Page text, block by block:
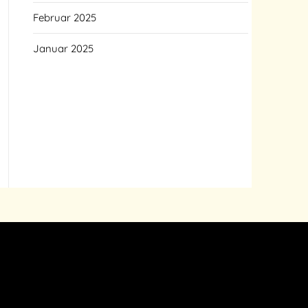
Februar 2025
Januar 2025